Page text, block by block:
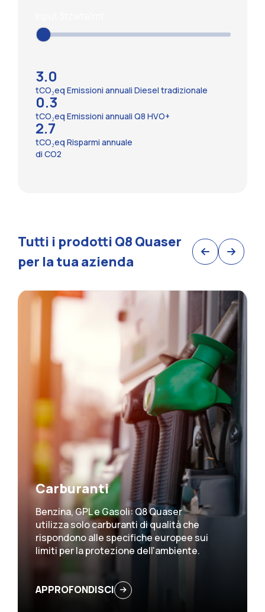
3.0
tCO₂eq Emissioni annuali Diesel tradizionale
0.3
tCO₂eq Emissioni annuali Q8 HVO+
2.7
tCO₂eq Risparmi annuale
di CO2
Tutti i prodotti Q8 Quaser
per la tua azienda
Carburanti
Benzina, GPL e Gasoli: Q8 Quaser
utilizza solo carburanti di qualità che
rispondono alle specifiche europee sui
limiti per la protezione dell'ambiente.
APPROFONDISCI